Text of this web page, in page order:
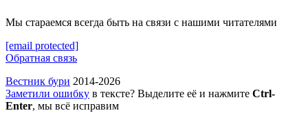
Мы стараемся всегда быть на связи с нашими читателями
[email protected]
Обратная связь
Вестник бури 2014-2026
Заметили ошибку в тексте? Выделите её и нажмите Ctrl-
Enter, мы всё исправим